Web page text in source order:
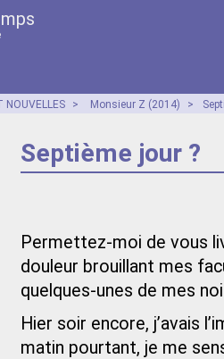
NOUVELLES > Monsieur Z (2014) >
Septième jour ?
Permettez-moi de vous
douleur brouillant mes
quelques‑unes de mes
Hier soir encore, j’avais
matin pourtant, je me